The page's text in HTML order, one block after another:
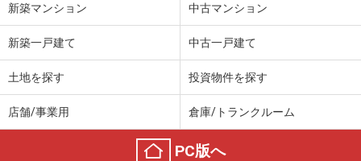
新築マンション 中古マンション
新築一戸建て 中古一戸建て
土地を探す 投資物件を探す
店舗/事業用 倉庫/トランクルーム
PC版へ